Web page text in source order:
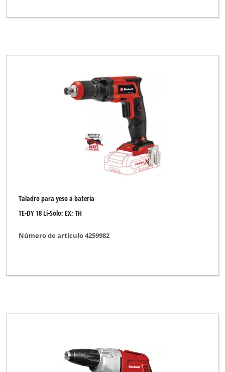
Taladro para yeso a batería
TE-DY 18 Li-Solo; EX; TH
Número de artículo 4259982